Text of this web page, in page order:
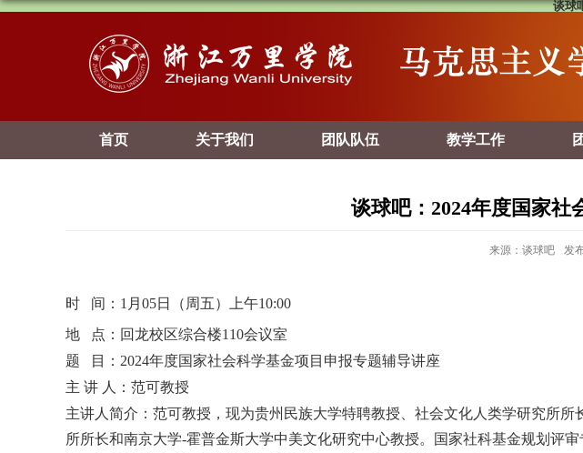
谈球
首页 关于我们 团队队伍 教学工作
谈球吧：2024年度国家社
来源：谈球吧 发
时 间： 1 月 05日（周五）上午10:00
地 点：回龙校区综合楼110会议室
题 目： 2024年度国家社会科学基金项目申报专题辅导讲座
主 讲 人：范可教授
主讲人简介：范可教授，现为贵州民族大学特聘教授、社会文化人类学研究所
所所长和南京大学-霍普金斯大学中美文化研究中心教授。国家社科基金规划评